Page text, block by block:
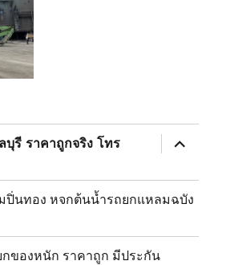
รี ราคาถูกจริง โทร
expand
child
ปิ่นทอง หจกต้นน้ำรถยกแหลมฉบัง
กของหนัก ราคาถูก มีประกัน